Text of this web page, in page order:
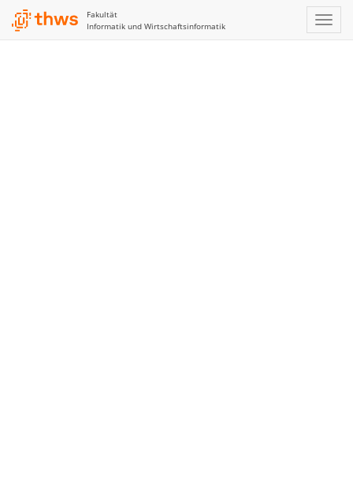
Fakultät
Informatik und Wirtschaftsinformatik